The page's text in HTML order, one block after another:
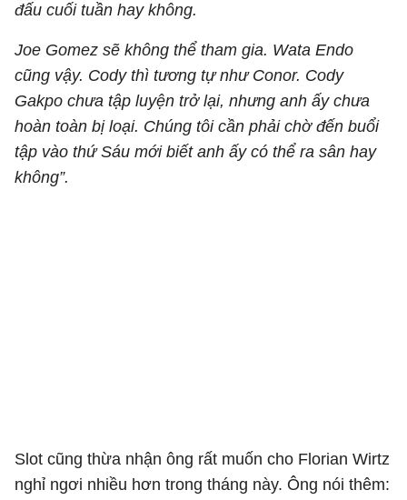
đấu cuối tuần hay không.
Joe Gomez sẽ không thể tham gia. Wata Endo
cũng vậy. Cody thì tương tự như Conor. Cody
Gakpo chưa tập luyện trở lại, nhưng anh ấy chưa
hoàn toàn bị loại. Chúng tôi cần phải chờ đến buổi
tập vào thứ Sáu mới biết anh ấy có thể ra sân hay
không”.
Slot cũng thừa nhận ông rất muốn cho Florian Wirtz
nghỉ ngơi nhiều hơn trong tháng này. Ông nói thêm: